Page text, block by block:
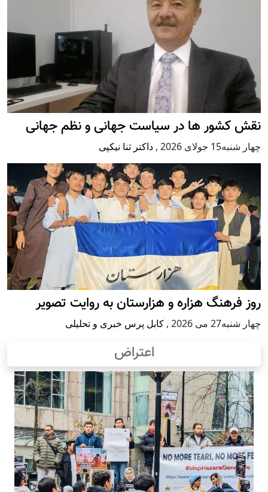
نقش کشور ها در سیاست جهانی و نظم جهانی
چهار شنبه15 جولای 2026 , داکتر ثنا نیکپی
روز فرهنگ هزاره و هزارستان به روایت تصویر
چهار شنبه27 می 2026 , کابل پرس خبری و تحلیلی
اعتراض